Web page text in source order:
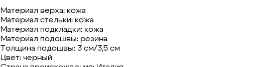
Материал верха: кожа
Материал стельки: кожа
Материал подкладки: кожа
Материал подошвы: резина
Толщина подошвы: 3 см/3,5 см
Цвет: черный